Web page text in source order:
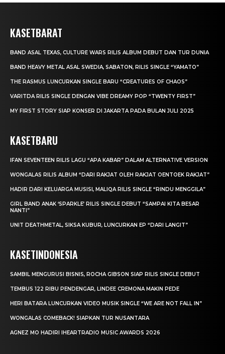
KASETBARAT
BAND ASAL TEXAS, CULTURE WARS RILIS ALBUM DEBUT DAN TUR DUNIA
BAND HEAVY METAL ASAL SWEDIA, SABATON, RILIS SINGLE “YAMATO”
THE RASMUS LUNCURKAN SINGLE BARU “CREATURES OF CHAOS”
VARITDA RILIS SINGLE DENGAN VIBE DREAMY POP “TWENTY FIRST”
MY FIRST STORY SIAP KONSER DI JAKARTA PADA BULAN JULI 2025
KASETBARU
IFAN SEVENTEEN RILIS LAGU “APA KABAR” DALAM ALTERNATIVE VERSION
WONGALAS RILIS ALBUM “DARI RAKJAT OLEH RAKJAT OENTOEK RAKJAT”
HADIR DARI KELUARGA MUSISI, MALIQA RILIS SINGLE “RINDU MENGGILA”
GIRL BAND ANAK ‘SPARKLE’ RILIS SINGLE DEBUT “SAMPAI KITA BESAR
NANTI”
UNIT DEATHMETAL, SIKSA KUBUR, LUNCURKAN EP “DARI LANGIT”
KASETINDONESIA
SAMBIL MENGURUSI BISNIS, ROCHA GIBSON SIAP RILIS SINGLE DEBUT
TEMBUS 122 RIBU PENDENGAR, LINDEE CREMONA MAKIN PEDE
HERI BATARA LUNCURKAN VIDEO MUSIK SINGLE “WE ARE NOT FALL IN”
WONGALAS COMEBACK! SIAPKAN TUR NUSANTARA
AGNEZ MO HADIRI IHEARTRADIO MUSIC AWARDS 2026